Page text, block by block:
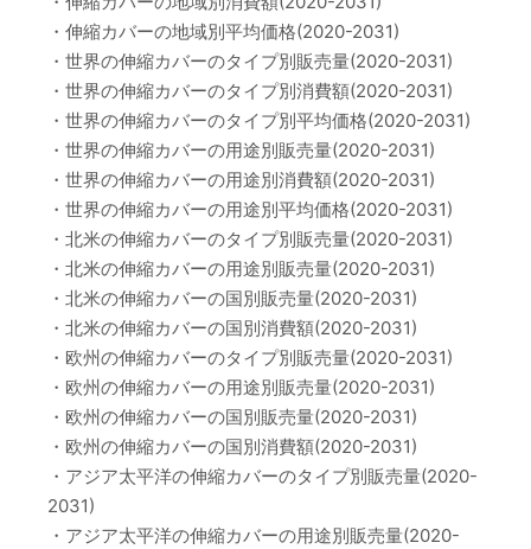
・伸縮カバーの地域別平均価格(2020-2031)
・世界の伸縮カバーのタイプ別販売量(2020-2031)
・世界の伸縮カバーのタイプ別消費額(2020-2031)
・世界の伸縮カバーのタイプ別平均価格(2020-2031)
・世界の伸縮カバーの用途別販売量(2020-2031)
・世界の伸縮カバーの用途別消費額(2020-2031)
・世界の伸縮カバーの用途別平均価格(2020-2031)
・北米の伸縮カバーのタイプ別販売量(2020-2031)
・北米の伸縮カバーの用途別販売量(2020-2031)
・北米の伸縮カバーの国別販売量(2020-2031)
・北米の伸縮カバーの国別消費額(2020-2031)
・欧州の伸縮カバーのタイプ別販売量(2020-2031)
・欧州の伸縮カバーの用途別販売量(2020-2031)
・欧州の伸縮カバーの国別販売量(2020-2031)
・欧州の伸縮カバーの国別消費額(2020-2031)
・アジア太平洋の伸縮カバーのタイプ別販売量(2020-
2031)
・アジア太平洋の伸縮カバーの用途別販売量(2020-